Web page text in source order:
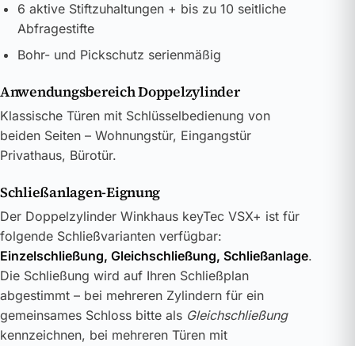
6 aktive Stiftzuhaltungen + bis zu 10 seitliche
Abfragestifte
Bohr- und Pickschutz serienmäßig
Anwendungsbereich Doppelzylinder
Klassische Türen mit Schlüsselbedienung von
beiden Seiten – Wohnungstür, Eingangstür
Privathaus, Bürotür.
Schließanlagen-Eignung
Der Doppelzylinder Winkhaus keyTec VSX+ ist für
folgende Schließvarianten verfügbar:
Einzelschließung, Gleichschließung, Schließanlage.
Die Schließung wird auf Ihren Schließplan
abgestimmt – bei mehreren Zylindern für ein
gemeinsames Schloss bitte als Gleichschließung
kennzeichnen, bei mehreren Türen mit